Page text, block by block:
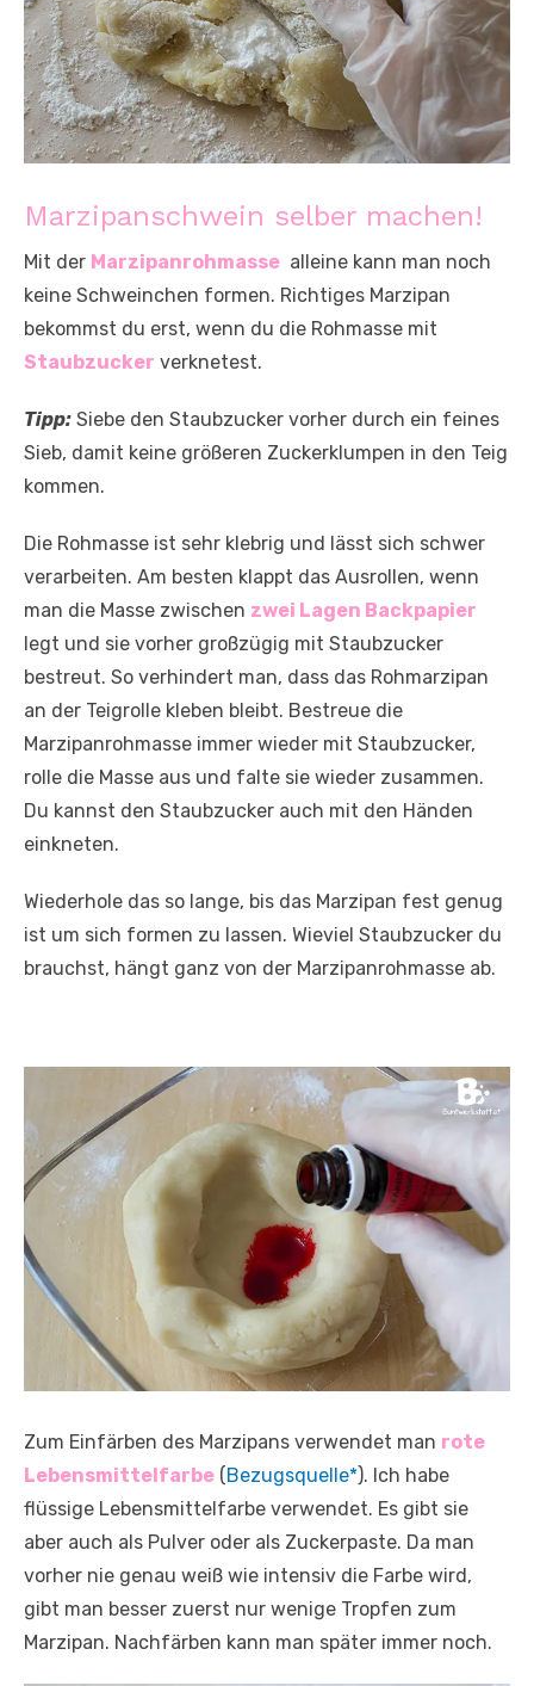
Marzipanschwein selber machen!
Mit der Marzipanrohmasse alleine kann man noch
keine Schweinchen formen. Richtiges Marzipan
bekommst du erst, wenn du die Rohmasse mit
Staubzucker verknetest.
Tipp: Siebe den Staubzucker vorher durch ein feines
Sieb, damit keine größeren Zuckerklumpen in den Teig
kommen.
Die Rohmasse ist sehr klebrig und lässt sich schwer
verarbeiten. Am besten klappt das Ausrollen, wenn
man die Masse zwischen zwei Lagen Backpapier
legt und sie vorher großzügig mit Staubzucker
bestreut. So verhindert man, dass das Rohmarzipan
an der Teigrolle kleben bleibt. Bestreue die
Marzipanrohmasse immer wieder mit Staubzucker,
rolle die Masse aus und falte sie wieder zusammen.
Du kannst den Staubzucker auch mit den Händen
einkneten.
Wiederhole das so lange, bis das Marzipan fest genug
ist um sich formen zu lassen. Wieviel Staubzucker du
brauchst, hängt ganz von der Marzipanrohmasse ab.
Zum Einfärben des Marzipans verwendet man rote
Lebensmittelfarbe ( Bezugsquelle*). Ich habe
flüssige Lebensmittelfarbe verwendet. Es gibt sie
aber auch als Pulver oder als Zuckerpaste. Da man
vorher nie genau weiß wie intensiv die Farbe wird,
gibt man besser zuerst nur wenige Tropfen zum
Marzipan. Nachfärben kann man später immer noch.